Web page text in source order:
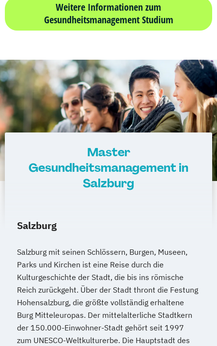
Weitere Informationen zum
Gesundheitsmanagement Studium
Master
Gesundheitsmanagement in
Salzburg
Salzburg
Salzburg mit seinen Schlössern, Burgen, Museen,
Parks und Kirchen ist eine Reise durch die
Kulturgeschichte der Stadt, die bis ins römische
Reich zurückgeht. Über der Stadt thront die Festung
Hohensalzburg, die größte vollständig erhaltene
Burg Mitteleuropas. Der mittelalterliche Stadtkern
der 150.000-Einwohner-Stadt gehört seit 1997
zum UNESCO-Weltkulturerbe. Die Hauptstadt des